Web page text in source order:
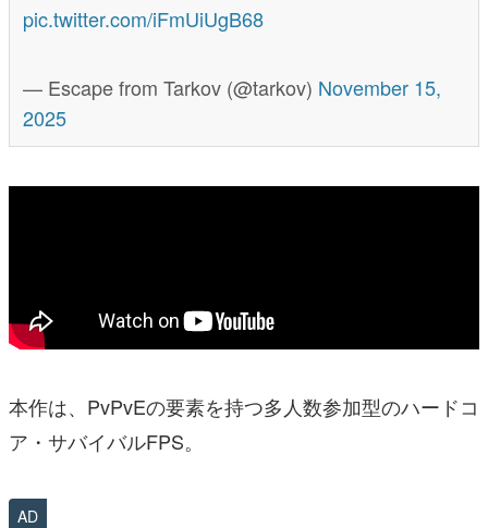
pic.twitter.com/iFmUiUgB68
— Escape from Tarkov (@tarkov) November 15,
2025
本作は、PvPvEの要素を持つ多人数参加型のハードコ
ア・サバイバルFPS。
AD